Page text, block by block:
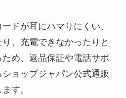
ドが耳にハマりにくい、
、充電できなかったりと
め、返品保証や電話サポ
ョップジャパン公式通販
す。